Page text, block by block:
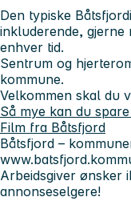
Den typiske
inkluderende, gjerne
enhver tid.
Sentrum og
kommune.
Velkommen skal du
Så mye kan du
Film fra Båtsfjord
Båtsfjord –
Arbeidsgiver ønsker
annonseselgere!